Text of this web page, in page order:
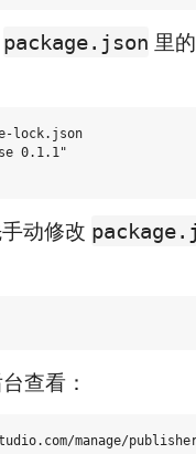
package.json 里
lock.json
0.1.1"
动修改
查看：